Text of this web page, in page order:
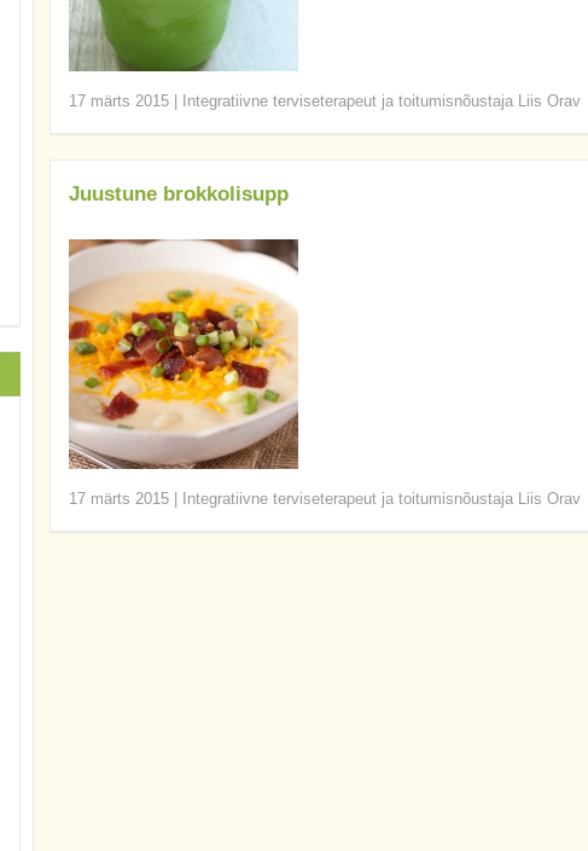
17 märts 2015| Integratiivne terviseterapeut ja toitumisnõustaja Liis Orav
Juustune brokkolisupp
17 märts 2015| Integratiivne terviseterapeut ja toitumisnõustaja Liis Orav